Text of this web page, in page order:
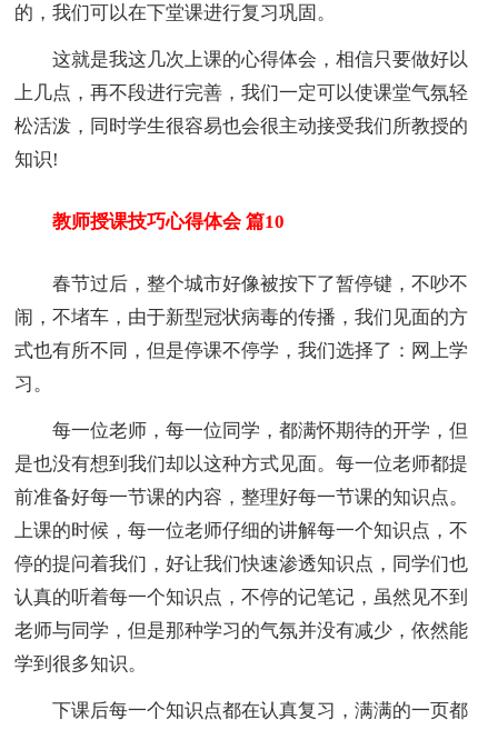
的，我们可以在下堂课进行复习巩固。
这就是我这几次上课的心得体会，相信只要做好以
上几点，再不段进行完善，我们一定可以使课堂气氛轻
松活泼，同时学生很容易也会很主动接受我们所教授的
知识!
教师授课技巧心得体会 篇10
春节过后，整个城市好像被按下了暂停键，不吵不
闹，不堵车，由于新型冠状病毒的传播，我们见面的方
式也有所不同，但是停课不停学，我们选择了：网上学
习。
每一位老师，每一位同学，都满怀期待的开学，但
是也没有想到我们却以这种方式见面。每一位老师都提
前准备好每一节课的内容，整理好每一节课的知识点。
上课的时候，每一位老师仔细的讲解每一个知识点，不
停的提问着我们，好让我们快速渗透知识点，同学们也
认真的听着每一个知识点，不停的记笔记，虽然见不到
老师与同学，但是那种学习的气氛并没有减少，依然能
学到很多知识。
下课后每一个知识点都在认真复习，满满的一页都